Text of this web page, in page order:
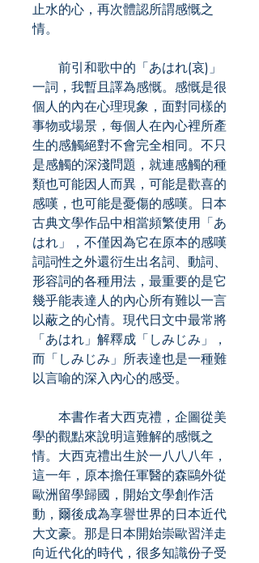
止水的心，再次體認所謂感慨之
情。
前引和歌中的「あはれ(哀)」
一詞，我暫且譯為感慨。感慨是很
個人的內在心理現象，面對同樣的
事物或場景，每個人在內心裡所產
生的感觸絕對不會完全相同。不只
是感觸的深淺問題，就連感觸的種
類也可能因人而異，可能是歡喜的
感嘆，也可能是憂傷的感嘆。日本
古典文學作品中相當頻繁使用「あ
はれ」，不僅因為它在原本的感嘆
詞詞性之外還衍生出名詞、動詞、
形容詞的各種用法，最重要的是它
幾乎能表達人的內心所有難以一言
以蔽之的心情。現代日文中最常將
「あはれ」解釋成「しみじみ」，
而「しみじみ」所表達也是一種難
以言喻的深入內心的感受。
本書作者大西克禮，企圖從美
學的觀點來說明這難解的感慨之
情。大西克禮出生於一八八八年，
這一年，原本擔任軍醫的森鷗外從
歐洲留學歸國，開始文學創作活
動，爾後成為享譽世界的日本近代
大文豪。那是日本開始崇歐習洋走
向近代化的時代，很多知識份子受